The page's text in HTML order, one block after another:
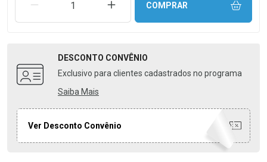
REMOVER UMA UNIDADEAUMENTAR UMA UNIDADE
COMPRAR
DESCONTO CONVÊNIO
Exclusivo para clientes cadastrados no programa
Saiba Mais
Ver Desconto Convênio